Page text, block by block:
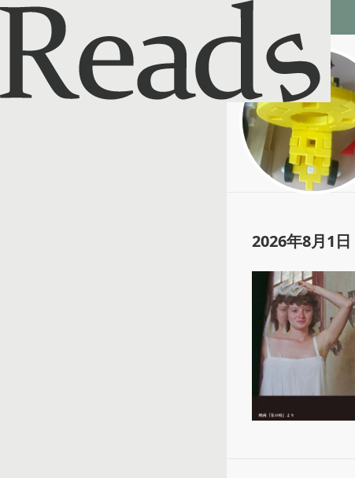
Reads - 読書のSNS＆記録アプリ
かりんとう
@ karintochan
2026年8月1日